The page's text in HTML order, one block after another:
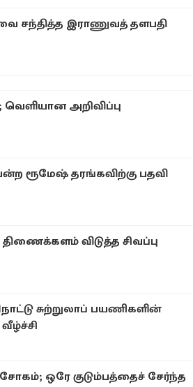
சந்தித்த இராணுவத் தளபதி
அறிவிப்பு
ரூமேஷ் தரங்கவிற்கு பதவி
விடுத்த சிவப்பு
சுற்றுலாப் பயணிகளின்
ஒரே குடும்பத்தைச் சேர்ந்த